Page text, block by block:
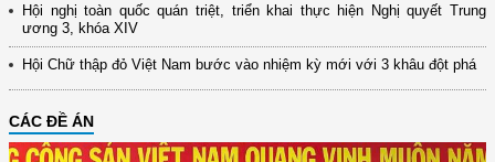
Hội nghị toàn quốc quán triệt, triển khai thực hiện Nghị quyết Trung
ương 3, khóa XIV
Hội Chữ thập đỏ Việt Nam bước vào nhiệm kỳ mới với 3 khâu đột phá
CÁC ĐỀ ÁN